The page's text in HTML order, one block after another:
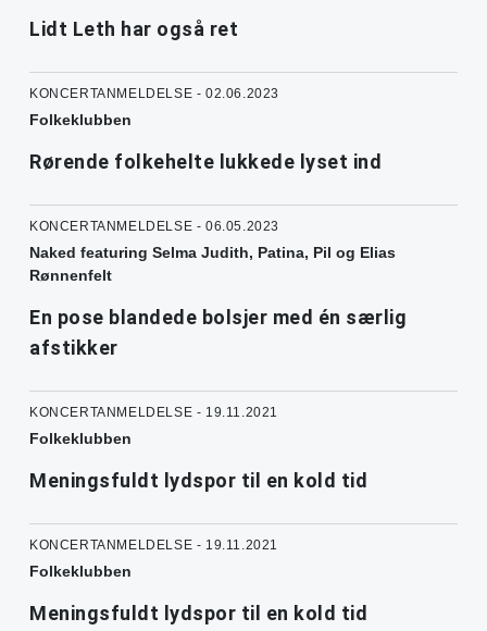
Lidt Leth har også ret
KONCERTANMELDELSE - 02.06.2023
Folkeklubben
Rørende folkehelte lukkede lyset ind
KONCERTANMELDELSE - 06.05.2023
Naked featuring Selma Judith, Patina, Pil og Elias
Rønnenfelt
En pose blandede bolsjer med én særlig
afstikker
KONCERTANMELDELSE - 19.11.2021
Folkeklubben
Meningsfuldt lydspor til en kold tid
KONCERTANMELDELSE - 19.11.2021
Folkeklubben
Meningsfuldt lydspor til en kold tid